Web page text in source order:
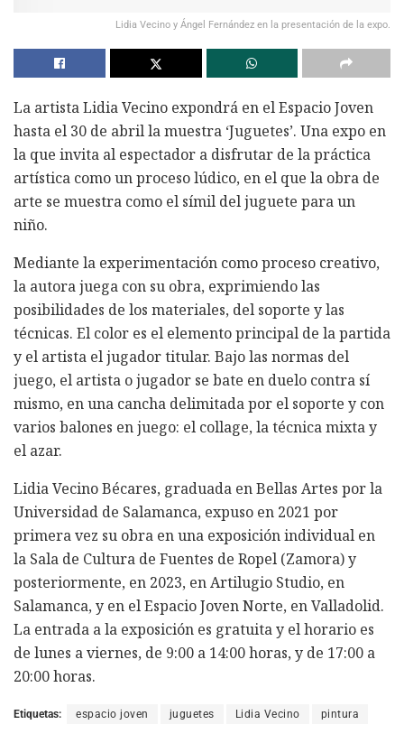
Lidia Vecino y Ángel Fernández en la presentación de la expo.
La artista Lidia Vecino expondrá en el Espacio Joven
hasta el 30 de abril la muestra ‘Juguetes’. Una expo en
la que invita al espectador a disfrutar de la práctica
artística como un proceso lúdico, en el que la obra de
arte se muestra como el símil del juguete para un
niño.
Mediante la experimentación como proceso creativo,
la autora juega con su obra, exprimiendo las
posibilidades de los materiales, del soporte y las
técnicas. El color es el elemento principal de la partida
y el artista el jugador titular. Bajo las normas del
juego, el artista o jugador se bate en duelo contra sí
mismo, en una cancha delimitada por el soporte y con
varios balones en juego: el collage, la técnica mixta y
el azar.
Lidia Vecino Bécares, graduada en Bellas Artes por la
Universidad de Salamanca, expuso en 2021 por
primera vez su obra en una exposición individual en
la Sala de Cultura de Fuentes de Ropel (Zamora) y
posteriormente, en 2023, en Artilugio Studio, en
Salamanca, y en el Espacio Joven Norte, en Valladolid.
La entrada a la exposición es gratuita y el horario es
de lunes a viernes, de 9:00 a 14:00 horas, y de 17:00 a
20:00 horas.
Etiquetas: espacio joven juguetes Lidia Vecino pintura